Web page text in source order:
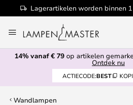
Lagerartikelen worden binnen
naar
de
inhoud
14% vanaf € 79 op artikelen
Ontdek nu
ACTIECODE:BEST
Wandlampen